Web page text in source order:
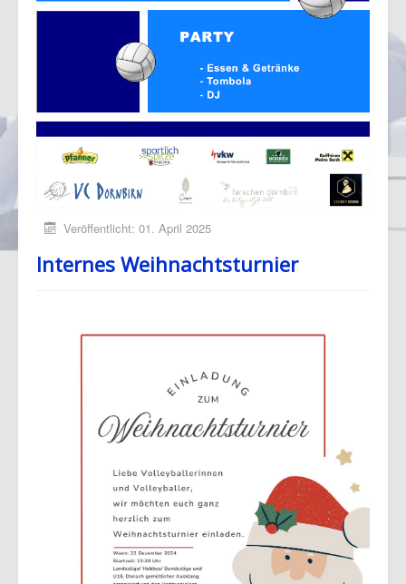
Veröffentlicht: 01. April 2025
Internes Weihnachtsturnier